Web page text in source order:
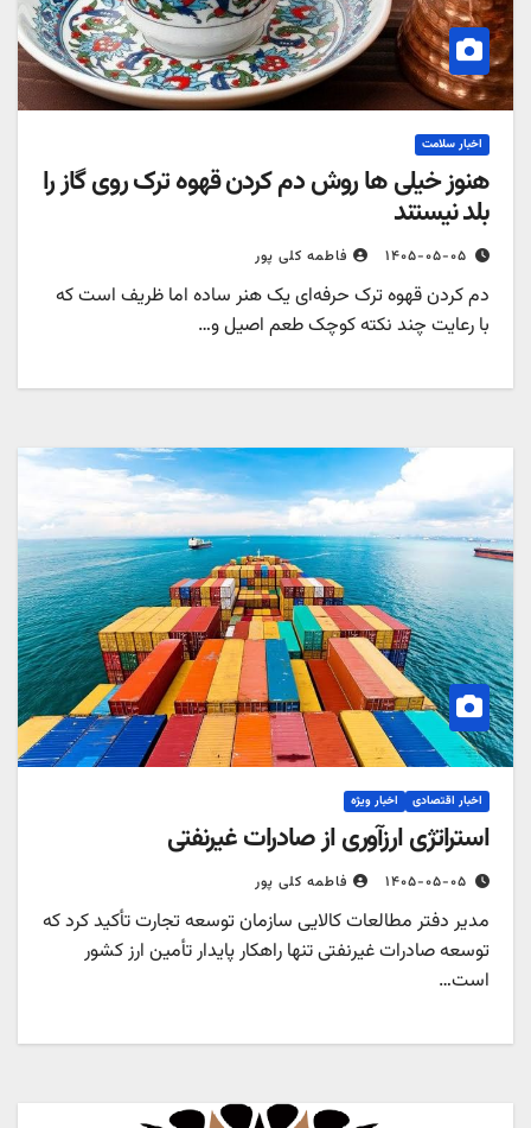
اخبار سلامت
هنوز خیلی ها روش دم کردن قهوه ترک روی گاز را
بلد نیستند
۱۴۰۵-۰۵-۰۵ فاطمه کلی پور
دم کردن قهوه ترک حرفه‌ای یک هنر ساده اما ظریف است که
با رعایت چند نکته کوچک طعم اصیل و…
اخبار اقتصادی اخبار ویژه
استراتژی ارزآوری از صادرات غیرنفتی
۱۴۰۵-۰۵-۰۵ فاطمه کلی پور
مدیر دفتر مطالعات کالایی سازمان توسعه تجارت تأکید کرد که
توسعه صادرات غیرنفتی تنها راهکار پایدار تأمین ارز کشور
است…